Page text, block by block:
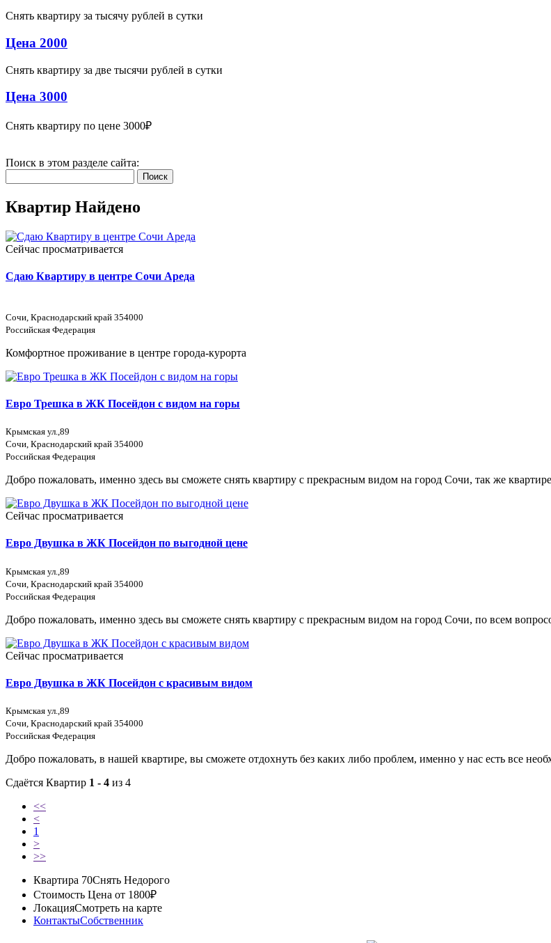
Снять квартиру за тысячу рублей в сутки
Цена 2000
Снять квартиру за две тысячи рублей в сутки
Цена 3000
Снять квартиру по цене 3000₽
Поиск в этом разделе сайта:
Поиск
Квартир Найдено
Сейчас просматривается
Сдаю Квартиру в центре Сочи Ареда
Сочи, Краснодарский край 354000
Российская Федерация
Комфортное проживание в центре города-курорта
Евро Трешка в ЖК Посейдон с видом на горы
Крымская ул.,89
Сочи, Краснодарский край 354000
Российская Федерация
Добро пожаловать, именно здесь вы сможете снять квартиру с прекрасным видом на город Сочи, так же
Сейчас просматривается
Евро Двушка в ЖК Посейдон по выгодной цене
Крымская ул.,89
Сочи, Краснодарский край 354000
Российская Федерация
Добро пожаловать, именно здесь вы сможете снять квартиру с прекрасным видом на город Сочи, по всем
Сейчас просматривается
Евро Двушка в ЖК Посейдон с красивым видом
Крымская ул.,89
Сочи, Краснодарский край 354000
Российская Федерация
Добро пожаловать, в нашей квартире, вы сможете отдохнуть без каких либо проблем, именно у нас есть все
Сдаётся Квартир 1 - 4 из 4
<<
<
1
>
>>
Квартира 70Снять Недорого
Стоимость Цена от 1800₽
ЛокацияСмотреть на карте
КонтактыСобственник